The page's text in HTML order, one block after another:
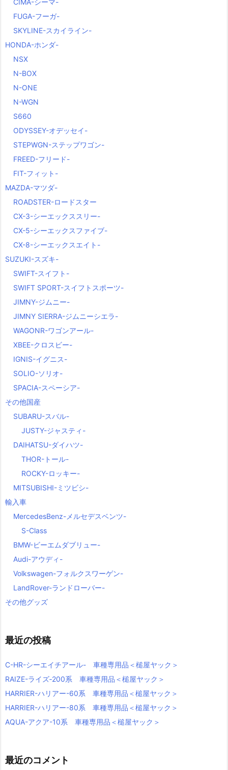
CIMA-シーマ-
FUGA-フーガ-
SKYLINE-スカイライン-
HONDA-ホンダ-
NSX
N-BOX
N-ONE
N-WGN
S660
ODYSSEY-オデッセイ-
STEPWGN-ステップワゴン-
FREED-フリード-
FIT-フィット-
MAZDA-マツダ-
ROADSTER-ロードスター
CX-3-シーエックススリー-
CX-5-シーエックスファイブ-
CX-8-シーエックスエイト-
SUZUKI-スズキ-
SWIFT-スイフト-
SWIFT SPORT-スイフトスポーツ-
JIMNY-ジムニー-
JIMNY SIERRA-ジムニーシエラ-
WAGONR-ワゴンアール-
XBEE-クロスビー-
IGNIS-イグニス-
SOLIO-ソリオ-
SPACIA-スペーシア-
その他国産
SUBARU-スバル-
JUSTY-ジャスティ-
DAIHATSU-ダイハツ-
THOR-トール-
ROCKY-ロッキー-
MITSUBISHI-ミツビシ-
輸入車
MercedesBenz-メルセデスベンツ-
S-Class
BMW-ビーエムダブリュー-
Audi-アウディ-
Volkswagen-フォルクスワーゲン-
LandRover-ランドローバー-
その他グッズ
最近の投稿
C-HR-シーエイチアール- 車種専用品＜槌屋ヤック＞
RAIZE-ライズ‐200系 車種専用品＜槌屋ヤック＞
HARRIER-ハリアー-60系 車種専用品＜槌屋ヤック＞
HARRIER-ハリアー-80系 車種専用品＜槌屋ヤック＞
AQUA-アクア-10系 車種専用品＜槌屋ヤック＞
最近のコメント